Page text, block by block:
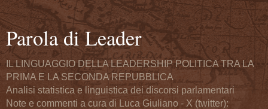
Parola di Leader
IL LINGUAGGIO DELLA LEADERSHIP POLITICA TRA LA
PRIMA E LA SECONDA REPUBBLICA
Analisi statistica e linguistica dei discorsi parlamentari
Note e commenti a cura di Luca Giuliano - X (twitter):